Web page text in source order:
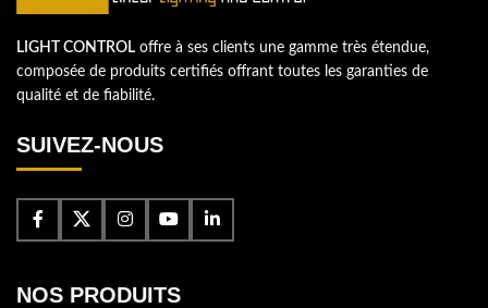
LIGHT CONTROL offre à ses clients une gamme très étendue,
composée de produits certifiés offrant toutes les garanties de
qualité et de fiabilité.
SUIVEZ-NOUS
NOS PRODUITS